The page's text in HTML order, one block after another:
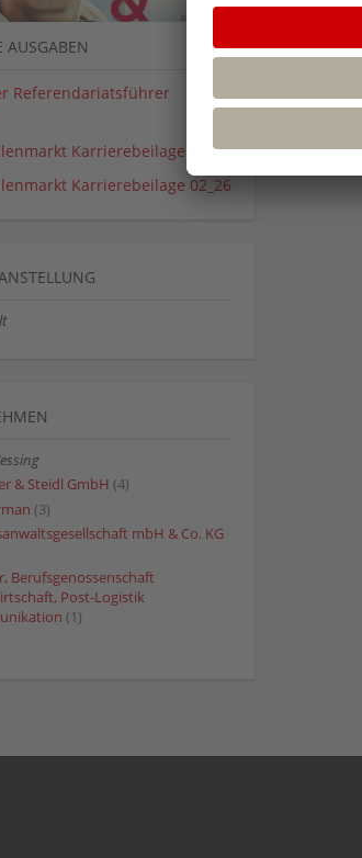
AUSGABEN
Referendariatsführer
Karrierebeilage 01_26
Karrierebeilage 02_26
& Steidl GmbH (4)
(3)
mbH & Co. KG
Berufsgenossenschaft
Post-Logistik
(1)